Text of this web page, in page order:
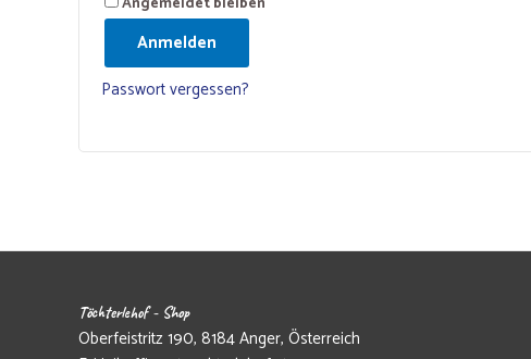
Anmelden
Passwort vergessen?
Töchterlehof - Shop
Oberfeistritz 190, 8184 Anger, Österreich